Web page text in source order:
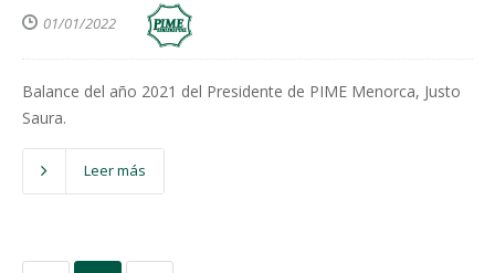
01/01/2022
Balance del año 2021 del Presidente de PIME Menorca, Justo
Saura.
Leer más